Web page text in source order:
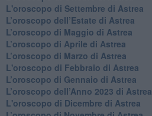
L'oroscopo di Settembre di Astrea
L’oroscopo dell’Estate di Astrea
​L’oroscopo di Maggio di Astrea
​L’oroscopo di Aprile di Astrea
L’oroscopo di Marzo di Astrea
L'oroscopo di Febbraio di Astrea
​L’oroscopo di Gennaio di Astrea
​L’oroscopo dell’Anno 2023 di Astrea
L'oroscopo di Dicembre di Astrea